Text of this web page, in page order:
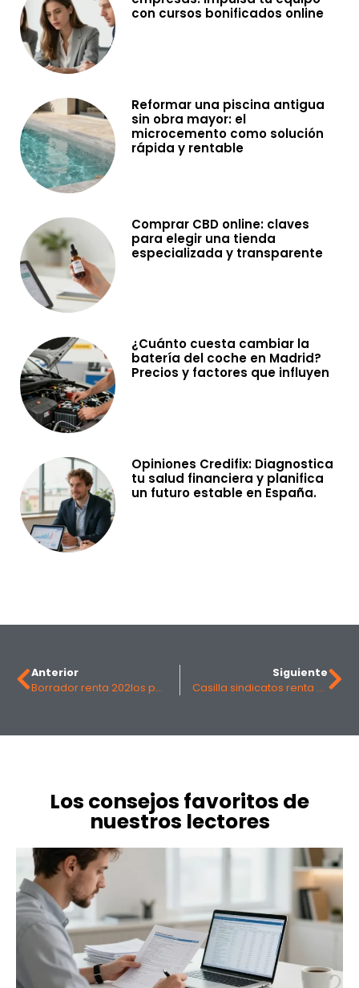
con cursos bonificados online
Reformar una piscina antigua
sin obra mayor: el
microcemento como solución
rápida y rentable
Comprar CBD online: claves
para elegir una tienda
especializada y transparente
¿Cuánto cuesta cambiar la
batería del coche en Madrid?
Precios y factores que influyen
Opiniones Credifix: Diagnostica
tu salud financiera y planifica
un futuro estable en España.
Anterior
Borrador renta 202los pasos para consultarlo y presentarlo online
Siguiente
Casilla sindicatos renta 202la casilla que permite deducir tu cuota sindical
Los consejos favoritos de
nuestros lectores